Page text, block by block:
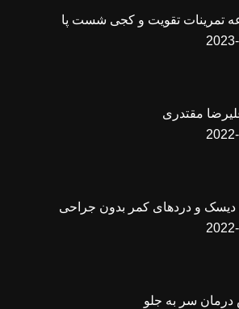
تمرینات تقویت و کجی شست پا
مقتدری
دیسک و دردهای کمر بدون جراحی
سر به جلو